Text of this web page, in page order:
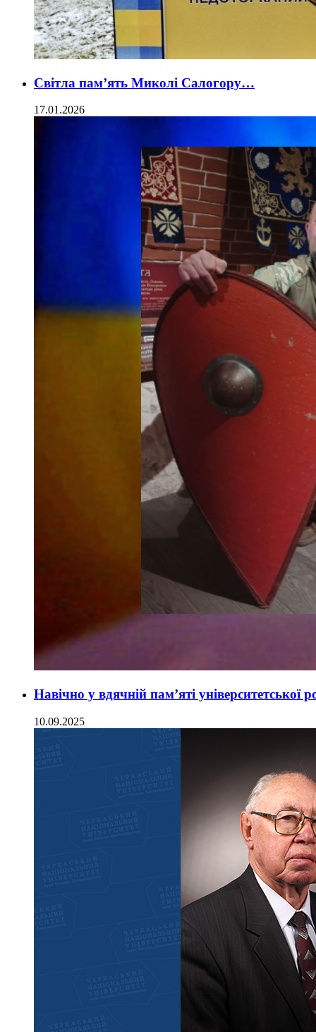
Світла пам’ять Миколі Салогору…
17.01.2026
Навічно у вдячній пам’яті університетської
10.09.2025